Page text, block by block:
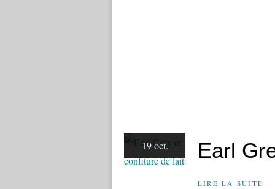
19 oct. Earl
LIRE LA SUITE